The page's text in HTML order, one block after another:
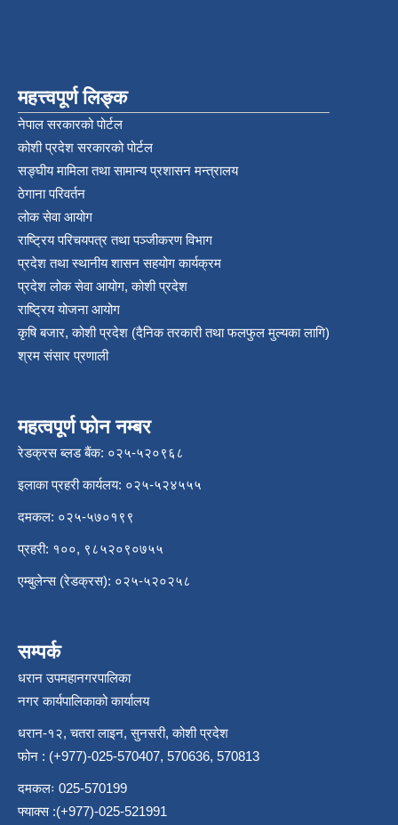
महत्त्वपूर्ण लिङ्क
नेपाल सरकारको पोर्टल
कोशी प्रदेश सरकारको पोर्टल
सङ्‍घीय मामिला तथा सामान्य प्रशासन मन्त्रालय
ठेगाना परिवर्तन
लोक सेवा आयोग
राष्ट्रिय परिचयपत्र तथा पञ्‍जीकरण विभाग
प्रदेश तथा स्थानीय शासन सहयोग कार्यक्रम
प्रदेश लोक सेवा आयोग, कोशी प्रदेश
राष्ट्रिय योजना आयोग
कृषि बजार, कोशी प्रदेश (दैनिक तरकारी तथा फलफुल मुल्यका लागि)
श्रम संसार प्रणाली
महत्वपूर्ण फोन नम्बर
रेडक्रस ब्लड बैंक: ०२५-५२०९६८
इलाका प्रहरी कार्यलय: ०२५-५२४५५५
दमकल: ०२५-५७०१९९
प्रहरी: १००, ९८५२०९०७५५
एम्बुलेन्स (रेडक्रस): ०२५-५२०२५८
सम्पर्क
धरान उपमहानगरपालिका
नगर कार्यपालिकाको कार्यालय
धरान-१२, चतरा लाइन, सुनसरी, कोशी प्रदेश
फोन : (+977)-025-570407, 570636, 570813
दमकलः 025-570199
फ्याक्स :(+977)-025-521991